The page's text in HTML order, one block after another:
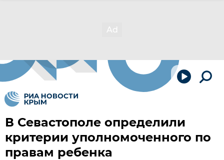
В Севастополе определили
критерии уполномоченного по
правам ребенка